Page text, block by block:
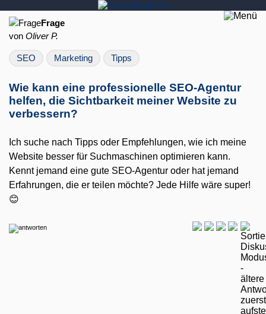
Frage
von Oliver P.
SEO Marketing Tipps
Wie kann eine professionelle SEO-Agentur
helfen, die Sichtbarkeit meiner Website zu
verbessern?
Ich suche nach Tipps oder Empfehlungen, wie ich meine
Website besser für Suchmaschinen optimieren kann.
Kennt jemand eine gute SEO-Agentur oder hat jemand
Erfahrungen, die er teilen möchte? Jede Hilfe wäre super!
😊